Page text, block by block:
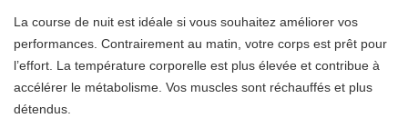
La course de nuit est idéale si vous souhaitez améliorer vos
performances. Contrairement au matin, votre corps est prêt pour
l’effort. La température corporelle est plus élevée et contribue à
accélérer le métabolisme. Vos muscles sont réchauffés et plus
détendus.